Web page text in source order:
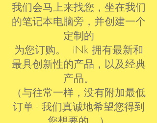
我们会马上来找您，坐在我们
的笔记本电脑旁，并创建一个
定制的
为您订购。 iNk 拥有最新和
最具创新性的产品，以及经典
产品。
（与往常一样，没有附加最低
订单 - 我们真诚地希望您得到